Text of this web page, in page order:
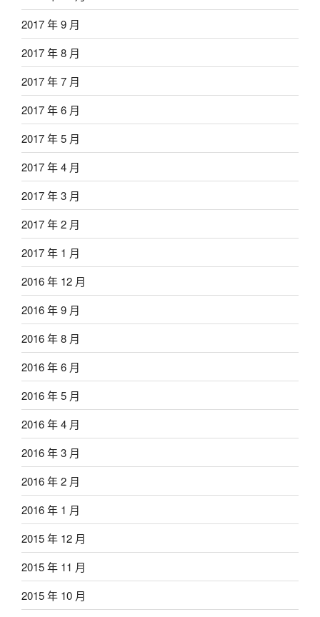
2017 年 9 月
2017 年 8 月
2017 年 7 月
2017 年 6 月
2017 年 5 月
2017 年 4 月
2017 年 3 月
2017 年 2 月
2017 年 1 月
2016 年 12 月
2016 年 9 月
2016 年 8 月
2016 年 6 月
2016 年 5 月
2016 年 4 月
2016 年 3 月
2016 年 2 月
2016 年 1 月
2015 年 12 月
2015 年 11 月
2015 年 10 月